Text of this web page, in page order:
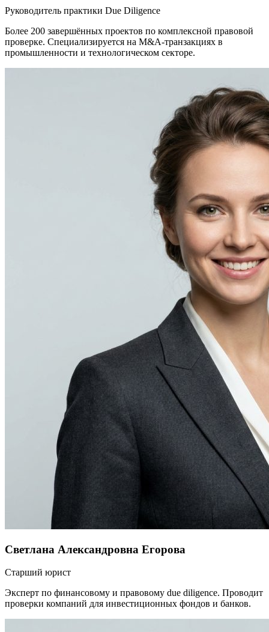
Руководитель практики Due Diligence
Более 200 завершённых проектов по комплексной правовой
проверке. Специализируется на M&A-транзакциях в
промышленности и технологическом секторе.
Светлана Александровна Егорова
Старший юрист
Эксперт по финансовому и правовому due diligence. Проводит
проверки компаний для инвестиционных фондов и банков.